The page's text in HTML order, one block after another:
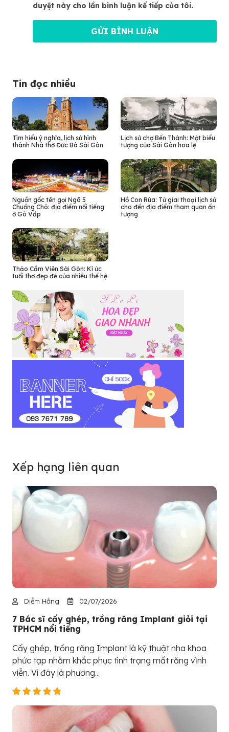
duyệt này cho lần bình luận kế tiếp của tôi.
Tin đọc nhiều
Tìm hiểu ý nghĩa, lịch sử hình
thành Nhà thờ Đức Bà Sài Gòn
Lịch sử chợ Bến Thành: Một biểu
tượng của Sài Gòn hoa lệ
Nguồn gốc tên gọi Ngã 5
Chuồng Chó: địa điểm nổi tiếng
ở Gò Vấp
Hồ Con Rùa: Từ giai thoại lịch sử
cho đến địa điểm tham quan ấn
tượng
Thảo Cầm Viên Sài Gòn: Kí ức
tuổi thơ đẹp đẽ của nhiều thế hệ
Xếp hạng liên quan
Diễm Hằng 02/07/2026
7 Bác sĩ cấy ghép, trồng răng Implant giỏi tại
TPHCM nổi tiếng
Cấy ghép, trồng răng Implant là kỹ thuật nha khoa
phức tạp nhằm khắc phục tình trạng mất răng vĩnh
viễn. Vì đây là phương...